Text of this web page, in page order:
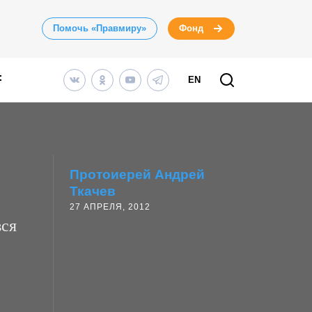
Помочь «Правмиру» Фонд
EN
Протоиерей Андрей
Ткачев
27 АПРЕЛЯ, 2012